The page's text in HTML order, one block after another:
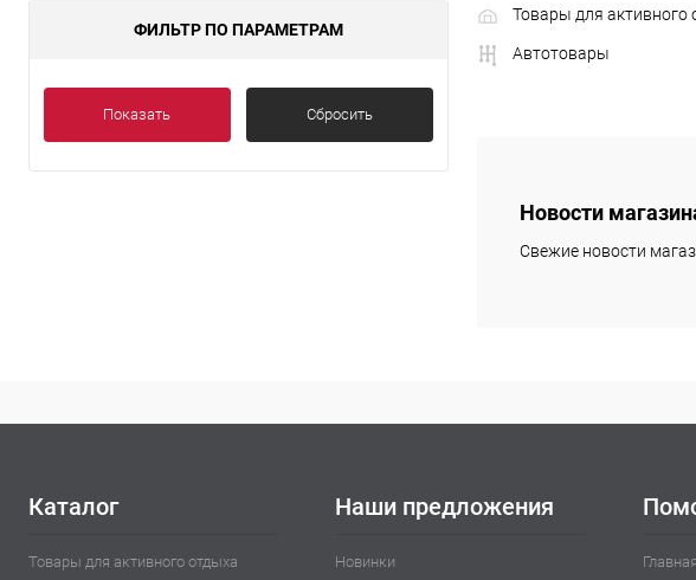
ФИЛЬТР ПО ПАРАМЕТРАМ
Показать Сбросить
Товары для активного
Автотовары
Новости
Свежие новости
Каталог
Товары для активного отдыха
Наши предложения
Новинки Главная